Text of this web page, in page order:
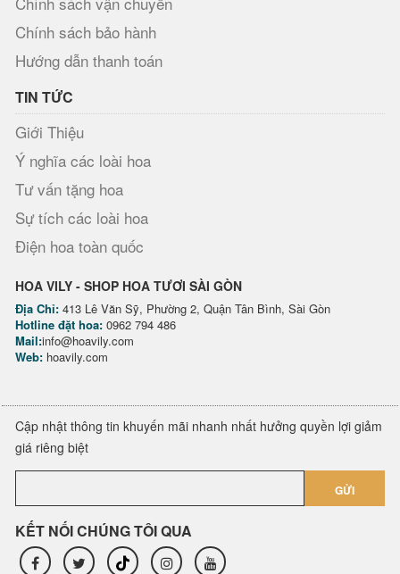
Chính sách bảo hành
Hướng dẫn thanh toán
TIN TỨC
Giới Thiệu
Ý nghĩa các loài hoa
Tư vấn tặng hoa
Sự tích các loài hoa
Điện hoa toàn quốc
HOA VILY - SHOP HOA TƯƠI SÀI GÒN
Địa Chỉ: 413 Lê Văn Sỹ, Phường 2, Quận Tân Bình, Sài Gòn
Hotline đặt hoa: 0962 794 486
Mail:info@hoavily.com
Web: hoavily.com
Cập nhật thông tin khuyến mãi nhanh nhất hưởng quyền lợi giảm
giá riêng biệt
GỬI
KẾT NỐI CHÚNG TÔI QUA